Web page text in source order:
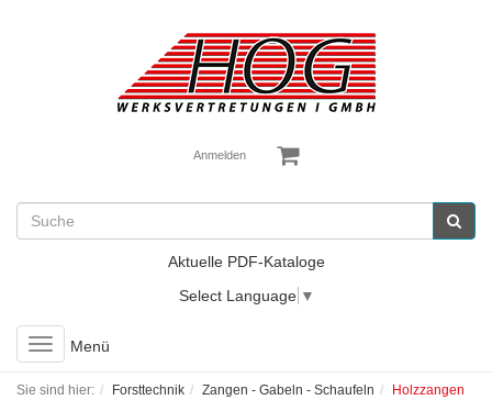
Anmelden
Aktuelle PDF-Kataloge
Select Language ▼
Toggle
navigation
Menü
Sie sind hier: Forsttechnik Zangen - Gabeln - Schaufeln Holzzangen